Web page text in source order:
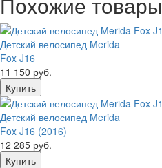
Детский велосипед Merida
Fox J16
11 150 руб.
Детский велосипед Merida
Fox J16 (2016)
12 285 руб.